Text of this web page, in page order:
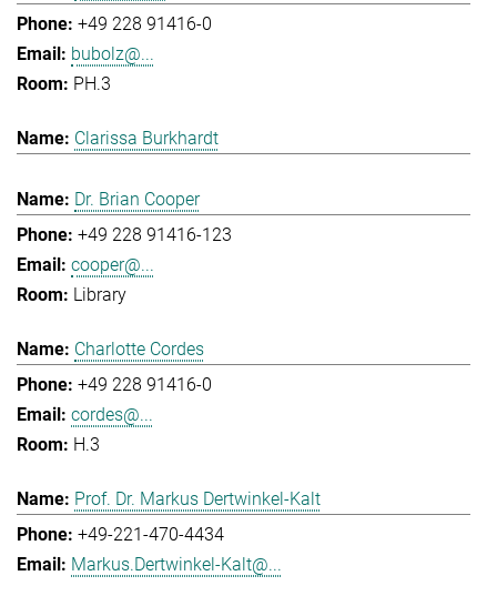
+49 228 91416-0
bubolz@...
PH.3
Clarissa Burkhardt
Dr. Brian Cooper
+49 228 91416-123
cooper@...
Library
Charlotte Cordes
+49 228 91416-0
cordes@...
H.3
Prof. Dr. Markus Dertwinkel-Kalt
+49-221-470-4434
Markus.Dertwinkel-Kalt@...